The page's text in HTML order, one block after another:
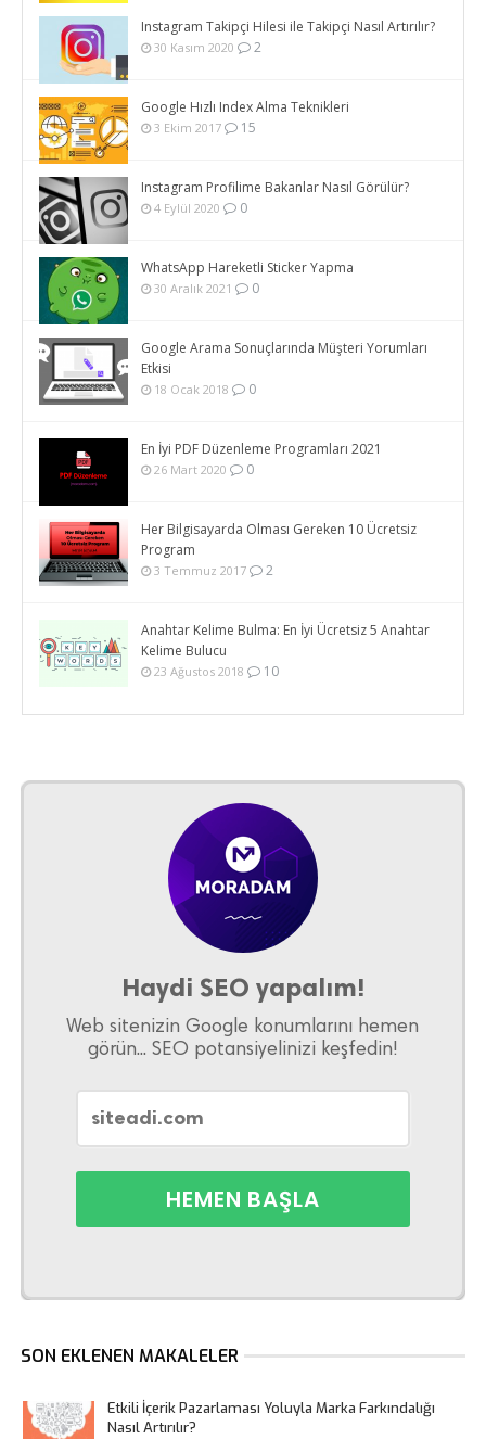
Instagram Takipçi Hilesi ile Takipçi Nasıl Artırılır?
30 Kasım 2020 2
Google Hızlı Index Alma Teknikleri
3 Ekim 2017 15
Instagram Profilime Bakanlar Nasıl Görülür?
4 Eylül 2020 0
WhatsApp Hareketli Sticker Yapma
30 Aralık 2021 0
Google Arama Sonuçlarında Müşteri Yorumları
Etkisi
18 Ocak 2018 0
En İyi PDF Düzenleme Programları 2021
26 Mart 2020 0
Her Bilgisayarda Olması Gereken 10 Ücretsiz
Program
3 Temmuz 2017 2
Anahtar Kelime Bulma: En İyi Ücretsiz 5 Anahtar
Kelime Bulucu
23 Ağustos 2018 10
Haydi SEO yapalım!
Web sitenizin Google konumlarını hemen
görün... SEO potansiyelinizi keşfedin!
SON EKLENEN MAKALELER
Etkili İçerik Pazarlaması Yoluyla Marka Farkındalığı
Nasıl Artırılır?